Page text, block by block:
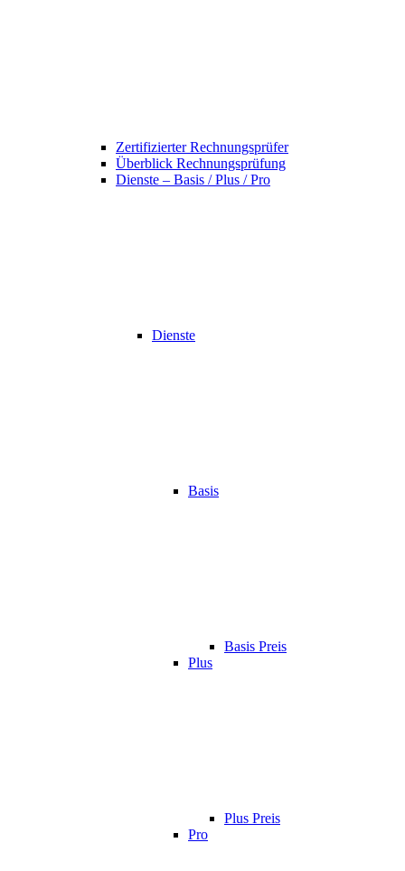
Zertifizierter Rechnungsprüfer
Überblick Rechnungsprüfung
Dienste – Basis / Plus / Pro
Dienste
Basis
Basis Preis
Plus
Plus Preis
Pro